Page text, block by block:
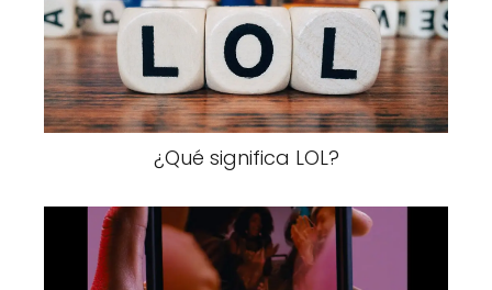
¿Qué significa LOL?